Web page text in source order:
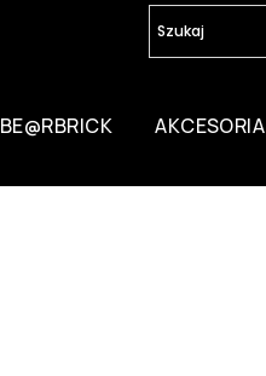
BE@RBRICK AKCESORIA